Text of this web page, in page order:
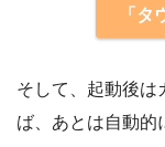
「
そして、起動後は
ば、あとは自動的